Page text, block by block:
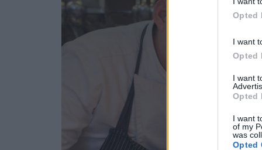
Opted
I want
Opted
I want
Opted
I want
of my
was
Opted